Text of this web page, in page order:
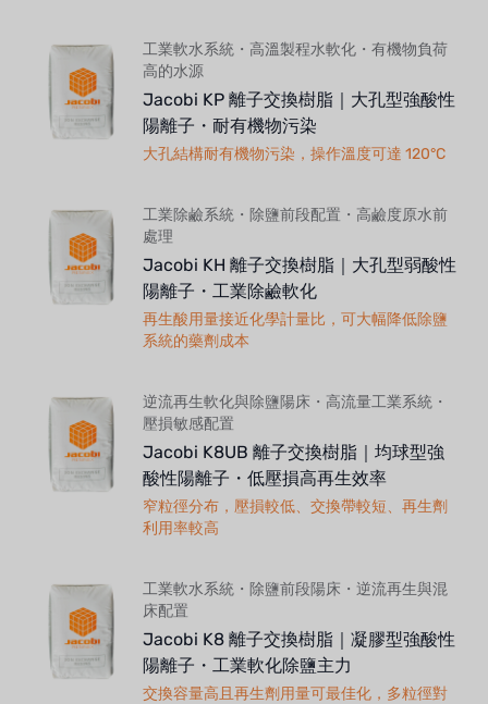
工業軟水系統・高溫製程水軟化・有機物負荷
高的水源
Jacobi KP 離子交換樹脂｜大孔型強酸性
陽離子・耐有機物污染
大孔結構耐有機物污染，操作溫度可達 120°C
工業除鹼系統・除鹽前段配置・高鹼度原水前
處理
Jacobi KH 離子交換樹脂｜大孔型弱酸性
陽離子・工業除鹼軟化
再生酸用量接近化學計量比，可大幅降低除鹽
系統的藥劑成本
逆流再生軟化與除鹽陽床・高流量工業系統・
壓損敏感配置
Jacobi K8UB 離子交換樹脂｜均球型強
酸性陽離子・低壓損高再生效率
窄粒徑分布，壓損較低、交換帶較短、再生劑
利用率較高
工業軟水系統・除鹽前段陽床・逆流再生與混
床配置
Jacobi K8 離子交換樹脂｜凝膠型強酸性
陽離子・工業軟化除鹽主力
交換容量高且再生劑用量可最佳化，多粒徑對